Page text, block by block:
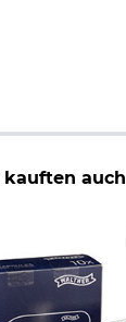
kauften auch